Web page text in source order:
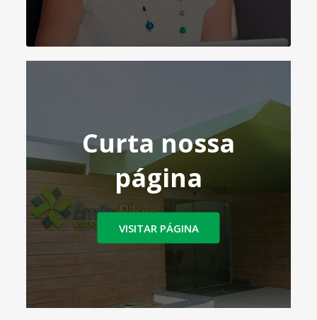
Curta nossa
página
VISITAR PÁGINA